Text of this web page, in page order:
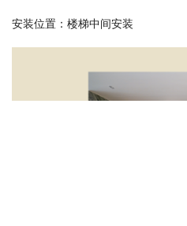
安装位置：楼梯中间安装